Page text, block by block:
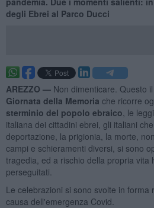
degli Ebrei al Parco Ducci
AREZZO — Non dimenticare. Questo
Giornata della Memoria che ricorre
sterminio del popolo ebraico , le
italiana dei cittadini ebrei, gli italiani
deportazione, la prigionia, la morte,
campi e schieramenti diversi, si sono
tragedia, ed a rischio della propria vita
perseguitati.
Le celebrazioni si sono svolte in forma
causa dell'emergenza Covid.